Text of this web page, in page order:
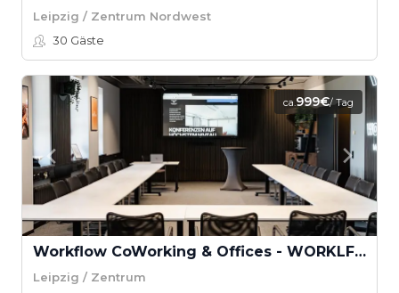
Leipzig / Zentrum Nordwest
30 Gäste
ca.999€/ Tag
Workflow CoWorking & Offices - WORKLFLOW LOUNGE
Leipzig / Zentrum